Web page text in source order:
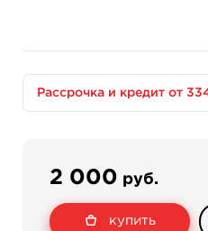
Рассрочка и кредит от
2 000 руб.
купить